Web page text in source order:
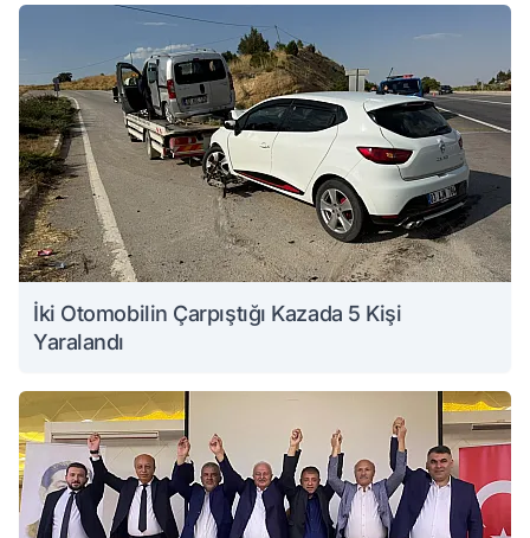
İki Otomobilin Çarpıştığı Kazada 5 Kişi
Yaralandı